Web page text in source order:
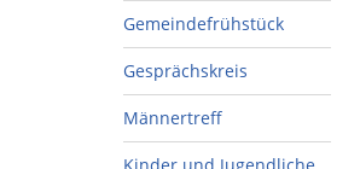
Gemeindefrühstück
Gesprächskreis
Männertreff
Kinder und Jugendliche